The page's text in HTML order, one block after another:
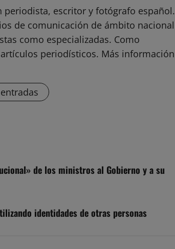
periodista, escritor y fotógrafo español.
de comunicación de ámbito nacional
como especializadas. Como
periodísticos. Más información
de los ministros al Gobierno y a su
identidades de otras personas